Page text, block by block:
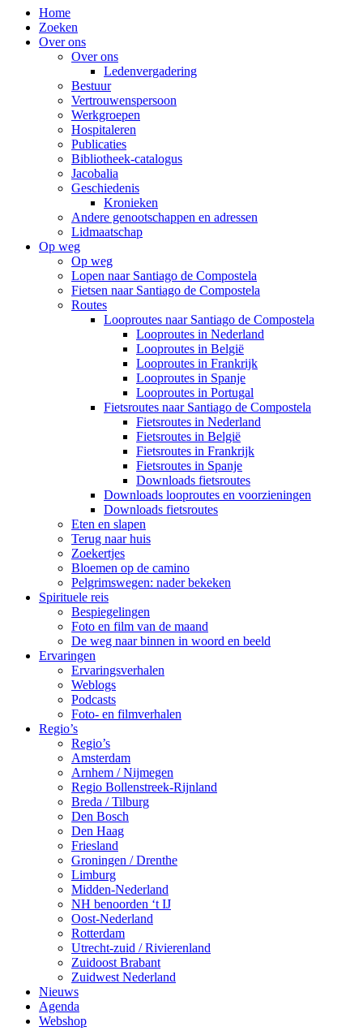
Home
Zoeken
Over ons
Over ons
Ledenvergadering
Bestuur
Vertrouwenspersoon
Werkgroepen
Hospitaleren
Publicaties
Bibliotheek-catalogus
Jacobalia
Geschiedenis
Kronieken
Andere genootschappen en adressen
Lidmaatschap
Op weg
Op weg
Lopen naar Santiago de Compostela
Fietsen naar Santiago de Compostela
Routes
Looproutes naar Santiago de Compostela
Looproutes in Nederland
Looproutes in België
Looproutes in Frankrijk
Looproutes in Spanje
Looproutes in Portugal
Fietsroutes naar Santiago de Compostela
Fietsroutes in Nederland
Fietsroutes in België
Fietsroutes in Frankrijk
Fietsroutes in Spanje
Downloads fietsroutes
Downloads looproutes en voorzieningen
Downloads fietsroutes
Eten en slapen
Terug naar huis
Zoekertjes
Bloemen op de camino
Pelgrimswegen: nader bekeken
Spirituele reis
Bespiegelingen
Foto en film van de maand
De weg naar binnen in woord en beeld
Ervaringen
Ervaringsverhalen
Weblogs
Podcasts
Foto- en filmverhalen
Regio’s
Regio’s
Amsterdam
Arnhem / Nijmegen
Regio Bollenstreek-Rijnland
Breda / Tilburg
Den Bosch
Den Haag
Friesland
Groningen / Drenthe
Limburg
Midden-Nederland
NH benoorden ‘t IJ
Oost-Nederland
Rotterdam
Utrecht-zuid / Rivierenland
Zuidoost Brabant
Zuidwest Nederland
Nieuws
Agenda
Webshop